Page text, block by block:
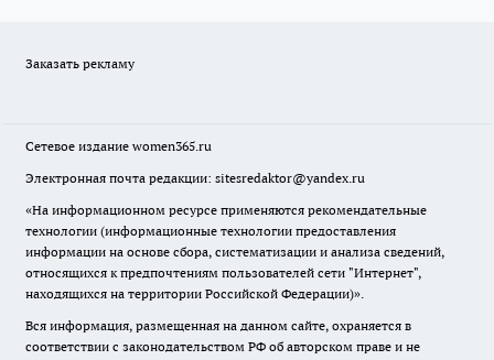
Заказать рекламу
Сетевое издание women365.ru
Электронная почта редакции: sitesredaktor@yandex.ru
«На информационном ресурсе применяются рекомендательные
технологии (информационные технологии предоставления
информации на основе сбора, систематизации и анализа сведений,
относящихся к предпочтениям пользователей сети "Интернет",
находящихся на территории Российской Федерации)».
Вся информация, размещенная на данном сайте, охраняется в
соответствии с законодательством РФ об авторском праве и не